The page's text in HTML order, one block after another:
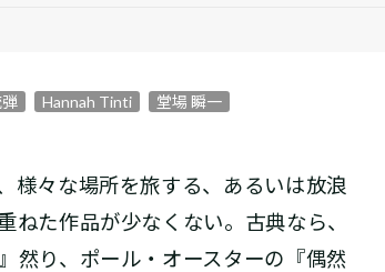
Hannah Tinti 堂場 瞬一
様々な場所を旅する、あるいは放浪
ねた作品が少なくない。古典なら、
然り、ポール・オースターの『偶然